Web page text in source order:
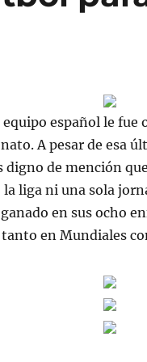
equipo español le
A pesar de esa
digno de mención
liga ni una sola
en sus ocho
en Mundiales